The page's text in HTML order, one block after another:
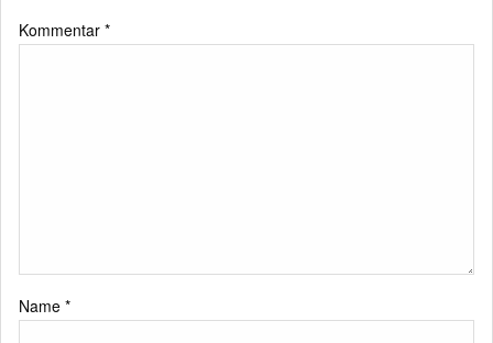
Kommentar *
Name *